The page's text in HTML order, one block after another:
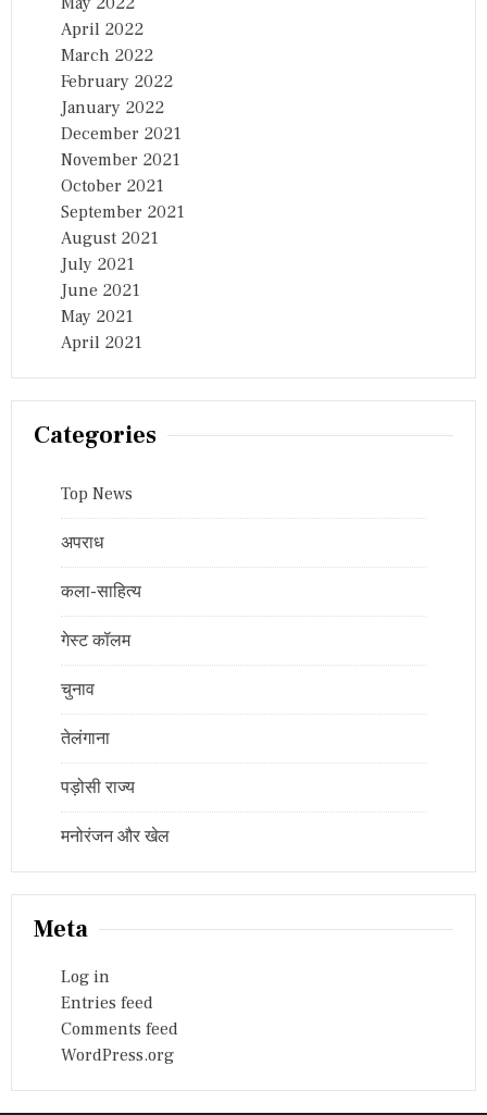
April 2022
March 2022
February 2022
January 2022
December 2021
November 2021
October 2021
September 2021
August 2021
July 2021
June 2021
May 2021
April 2021
Categories
Top News
अपराध
कला-साहित्य
गेस्ट कॉलम
चुनाव
तेलंगाना
पड़ोसी राज्य
मनोरंजन और खेल
Meta
Log in
Entries feed
Comments feed
WordPress.org